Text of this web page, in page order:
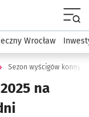
Dla mieszkańca
Wrocław
Sezon wyścigów
na